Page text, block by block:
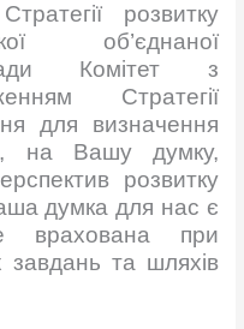
розвитку
об’єднаної
Комітет з
Стратегії
для визначення
на Вашу думку,
розвитку
думка для нас є
при
завдань та шляхів